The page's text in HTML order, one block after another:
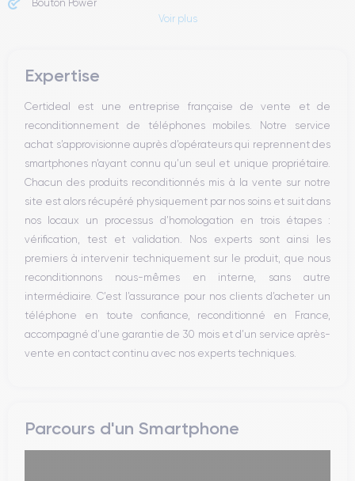
Bouton Power
Haut parleur
Bouton Home
Bluetooth
WiFi
Réseau
Vibreur
Prise USB
Voir plus
Expertise
Certideal est une entreprise française de vente et de
reconditionnement de téléphones mobiles. Notre service
achat s’approvisionne auprès d’opérateurs qui reprennent des
smartphones n’ayant connu qu’un seul et unique propriétaire.
Chacun des produits reconditionnés mis à la vente sur notre
site est alors récupéré physiquement par nos soins et suit dans
nos locaux un processus d’homologation en trois étapes :
vérification, test et validation. Nos experts sont ainsi les
premiers à intervenir techniquement sur le produit, que nous
reconditionnons nous-mêmes en interne, sans autre
intermédiaire. C’est l’assurance pour nos clients d’acheter un
téléphone en toute confiance, reconditionné en France,
accompagné d’une garantie de 30 mois et d’un service après-
vente en contact continu avec nos experts techniques.
Parcours d'un Smartphone